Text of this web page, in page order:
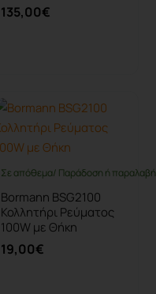
135,00€
10 ημέρες
Σε απόθεμα/ Παράδοση ή
Bormann BSG2100
Κολλητήρι Ρεύματος
100W με Θήκη
19,00€